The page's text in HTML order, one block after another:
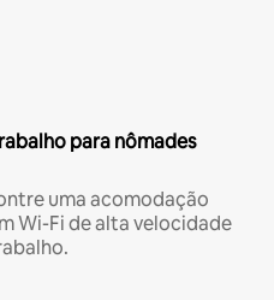
para nômades
uma acomodação
Wi-Fi de alta velocidade